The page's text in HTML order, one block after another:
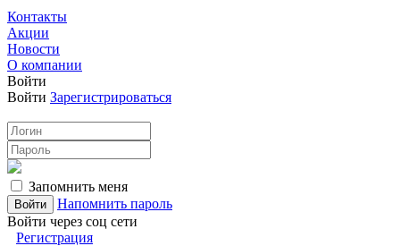
Контакты
Акции
Новости
О компании
Войти
Войти Зарегистрироваться
Запомнить меня
Напомнить пароль
Войти через соц сети
Регистрация